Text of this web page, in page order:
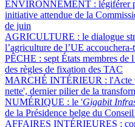
ENVIRONNEMENT : légiférer
initiative attendue de la
de juin
AGRICULTURE : le dialogue
l’agriculture de l’UE
PÊCHE : sept États membres de
des règles de fixation des TAC
MARCHÉ INTÉRIEUR : l'Acte
nette', dernier pilier de la
NUMÉRIQUE : le 'Gigabit
de la Présidence belge du
AFFAIRES INTÉRIEURES :